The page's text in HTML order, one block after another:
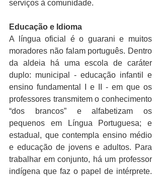
serviços à comunidade.
Educação e Idioma
A língua oficial é o guarani e muitos
moradores não falam português. Dentro
da aldeia há uma escola de caráter
duplo: municipal - educação infantil e
ensino fundamental I e II - em que os
professores transmitem o conhecimento
“dos brancos” e alfabetizam os
pequenos em Língua Portuguesa; e
estadual, que contempla ensino médio
e educação de jovens e adultos. Para
trabalhar em conjunto, há um professor
indígena que faz o papel de intérprete.